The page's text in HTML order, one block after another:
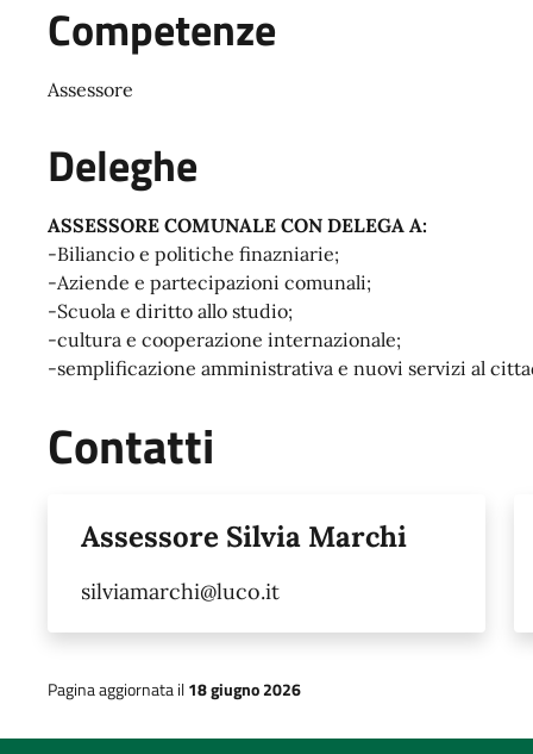
Competenze
Assessore
Deleghe
ASSESSORE COMUNALE CON DELEGA A:
-Biliancio e politiche finazniarie;
-Aziende e partecipazioni comunali;
-Scuola e diritto allo studio;
-cultura e cooperazione internazionale;
-semplificazione amministrativa e nuovi servizi al
Contatti
Assessore Silvia Marchi
silviamarchi@luco.it
Pagina aggiornata il18 giugno 2026